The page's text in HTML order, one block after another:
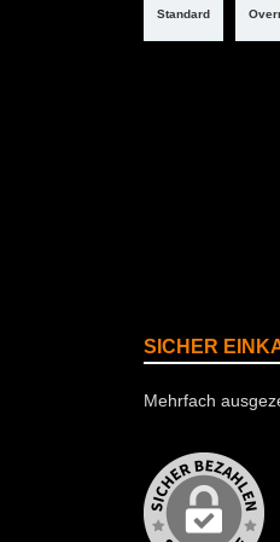
Standard
SICHER
Mehrfach